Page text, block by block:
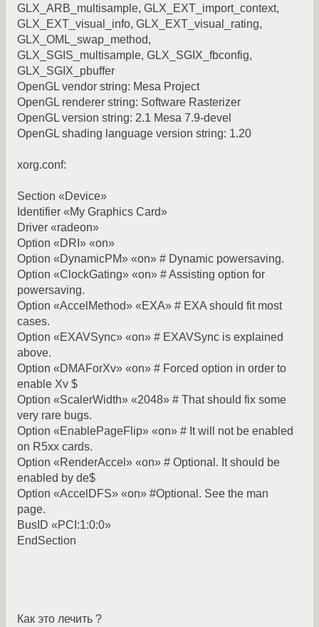
GLX_ARB_multisample, GLX_EXT_import_context,
GLX_EXT_visual_info, GLX_EXT_visual_rating,
GLX_OML_swap_method,
GLX_SGIS_multisample, GLX_SGIX_fbconfig,
GLX_SGIX_pbuffer
OpenGL vendor string: Mesa Project
OpenGL renderer string: Software Rasterizer
OpenGL version string: 2.1 Mesa 7.9-devel
OpenGL shading language version string: 1.20
xorg.conf:
Section «Device»
Identifier «My Graphics Card»
Driver «radeon»
Option «DRI» «on»
Option «DynamicPM» «on» # Dynamic powersaving.
Option «ClockGating» «on» # Assisting option for
powersaving.
Option «AccelMethod» «EXA» # EXA should fit most
cases.
Option «EXAVSync» «on» # EXAVSync is explained
above.
Option «DMAForXv» «on» # Forced option in order to
enable Xv $
Option «ScalerWidth» «2048» # That should fix some
very rare bugs.
Option «EnablePageFlip» «on» # It will not be enabled
on R5xx cards.
Option «RenderAccel» «on» # Optional. It should be
enabled by de$
Option «AccelDFS» «on» #Optional. See the man
page.
BusID «PCI:1:0:0»
EndSection
Как это лечить ?